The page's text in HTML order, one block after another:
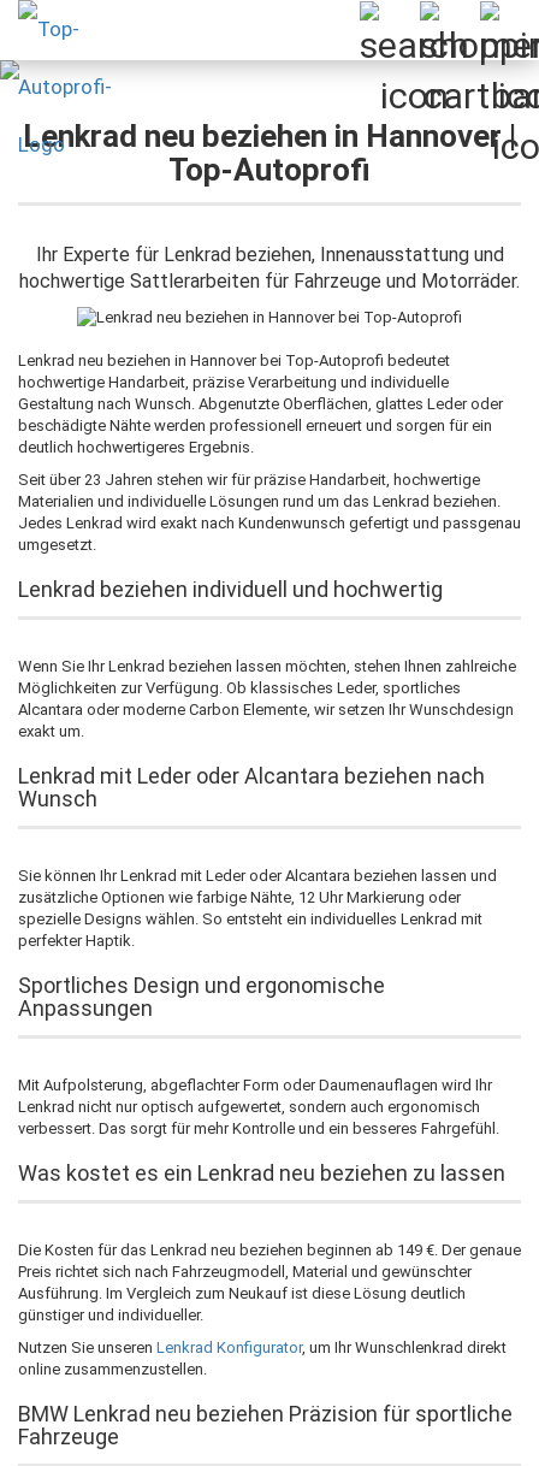
Lenkrad neu beziehen in Hannover |
Top-Autoprofi
Ihr Experte für Lenkrad beziehen, Innenausstattung und
hochwertige Sattlerarbeiten für Fahrzeuge und Motorräder.
Lenkrad neu beziehen in Hannover bei Top-Autoprofi bedeutet
hochwertige Handarbeit, präzise Verarbeitung und individuelle
Gestaltung nach Wunsch. Abgenutzte Oberflächen, glattes Leder oder
beschädigte Nähte werden professionell erneuert und sorgen für ein
deutlich hochwertigeres Ergebnis.
Seit über 23 Jahren stehen wir für präzise Handarbeit, hochwertige
Materialien und individuelle Lösungen rund um das Lenkrad beziehen.
Jedes Lenkrad wird exakt nach Kundenwunsch gefertigt und passgenau
umgesetzt.
Lenkrad beziehen individuell und hochwertig
Wenn Sie Ihr Lenkrad beziehen lassen möchten, stehen Ihnen zahlreiche
Möglichkeiten zur Verfügung. Ob klassisches Leder, sportliches
Alcantara oder moderne Carbon Elemente, wir setzen Ihr Wunschdesign
exakt um.
Lenkrad mit Leder oder Alcantara beziehen nach
Wunsch
Sie können Ihr Lenkrad mit Leder oder Alcantara beziehen lassen und
zusätzliche Optionen wie farbige Nähte, 12 Uhr Markierung oder
spezielle Designs wählen. So entsteht ein individuelles Lenkrad mit
perfekter Haptik.
Sportliches Design und ergonomische
Anpassungen
Mit Aufpolsterung, abgeflachter Form oder Daumenauflagen wird Ihr
Lenkrad nicht nur optisch aufgewertet, sondern auch ergonomisch
verbessert. Das sorgt für mehr Kontrolle und ein besseres Fahrgefühl.
Was kostet es ein Lenkrad neu beziehen zu lassen
Die Kosten für das Lenkrad neu beziehen beginnen ab 149 €. Der genaue
Preis richtet sich nach Fahrzeugmodell, Material und gewünschter
Ausführung. Im Vergleich zum Neukauf ist diese Lösung deutlich
günstiger und individueller.
Nutzen Sie unseren Lenkrad Konfigurator, um Ihr Wunschlenkrad direkt
online zusammenzustellen.
BMW Lenkrad neu beziehen Präzision für sportliche
Fahrzeuge